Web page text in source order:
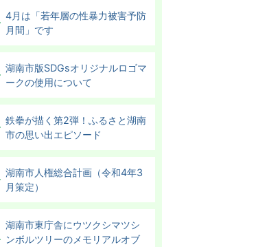
4月は「若年層の性暴力被害予防
月間」です
湖南市版SDGsオリジナルロゴマ
ークの使用について
鉄拳が描く第2弾！ふるさと湖南
市の思い出エピソード
湖南市人権総合計画（令和4年3
月策定）
湖南市東庁舎にウツクシマツシ
ンボルツリーのメモリアルオブ